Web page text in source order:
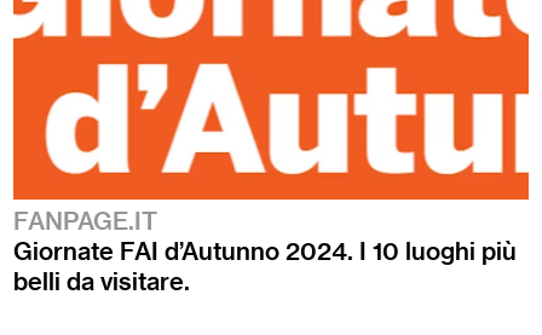
FANPAGE.IT
Giornate FAI d’Autunno 2024. I 10 luoghi più
belli da visitare.